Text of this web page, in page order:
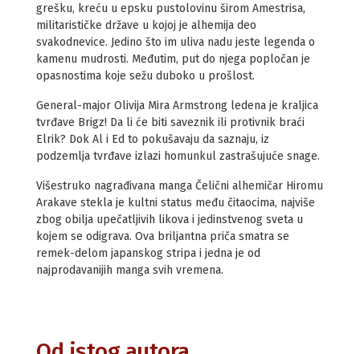
grešku, kreću u epsku pustolovinu širom Amestrisa,
militarističke države u kojoj je alhemija deo
svakodnevice. Jedino što im uliva nadu jeste legenda o
kamenu mudrosti. Međutim, put do njega popločan je
opasnostima koje sežu duboko u prošlost.
General-major Olivija Mira Armstrong ledena je kraljica
tvrđave Brigz! Da li će biti saveznik ili protivnik braći
Elrik? Dok Al i Ed to pokušavaju da saznaju, iz
podzemlja tvrđave izlazi homunkul zastrašujuće snage.
Višestruko nagrađivana manga Čelični alhemičar Hiromu
Arakave stekla je kultni status među čitaocima, najviše
zbog obilja upečatljivih likova i jedinstvenog sveta u
kojem se odigrava. Ova briljantna priča smatra se
remek-delom japanskog stripa i jedna je od
najprodavanijih manga svih vremena.